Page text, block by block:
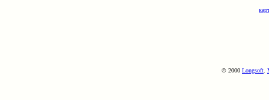
© 2000 Longsoft